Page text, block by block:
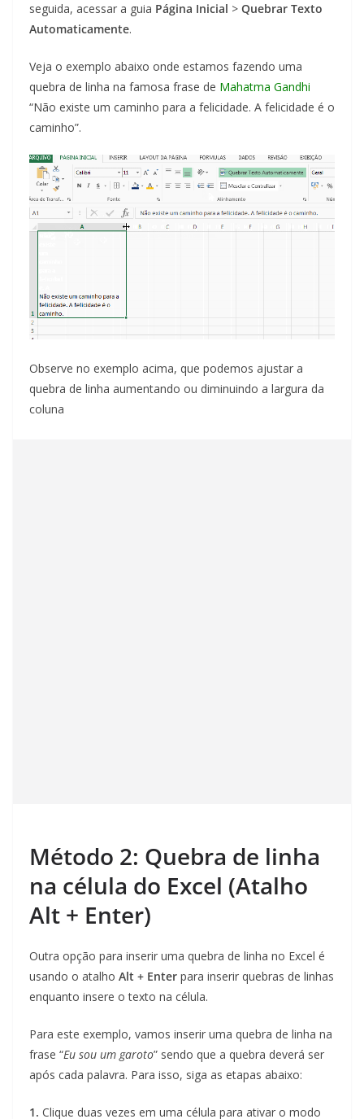
seguida, acessar a guia Página Inicial > Quebrar Texto
Automaticamente.
Veja o exemplo abaixo onde estamos fazendo uma
quebra de linha na famosa frase de Mahatma Gandhi
“Não existe um caminho para a felicidade. A felicidade é o
caminho”.
Observe no exemplo acima, que podemos ajustar a
quebra de linha aumentando ou diminuindo a largura da
coluna
Método 2: Quebra de linha
na célula do Excel (Atalho
Alt + Enter)
Outra opção para inserir uma quebra de linha no Excel é
usando o atalho Alt + Enter para inserir quebras de linhas
enquanto insere o texto na célula.
Para este exemplo, vamos inserir uma quebra de linha na
frase “Eu sou um garoto” sendo que a quebra deverá ser
após cada palavra. Para isso, siga as etapas abaixo:
1. Clique duas vezes em uma célula para ativar o modo